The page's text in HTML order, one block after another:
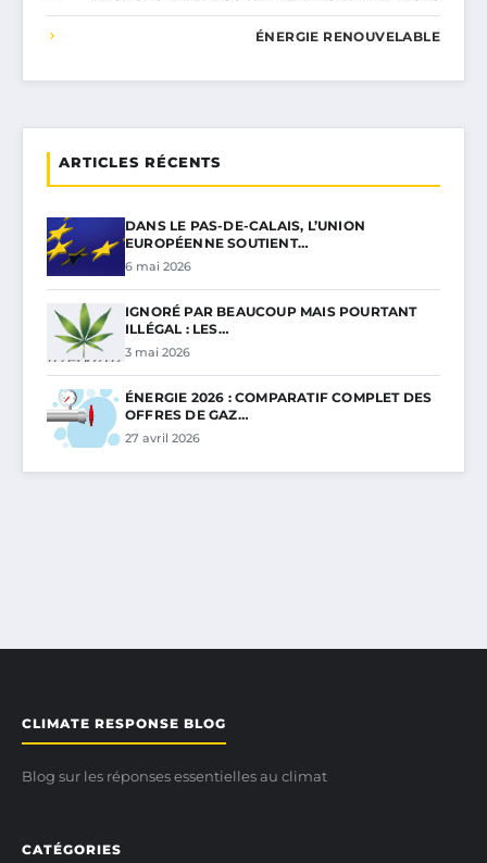
ÉNERGIE RENOUVELABLE
ARTICLES RÉCENTS
DANS LE PAS-DE-CALAIS, L’UNION
EUROPÉENNE SOUTIENT…
6 mai 2026
IGNORÉ PAR BEAUCOUP MAIS POURTANT
ILLÉGAL : LES…
3 mai 2026
ÉNERGIE 2026 : COMPARATIF COMPLET DES
OFFRES DE GAZ…
27 avril 2026
CLIMATE RESPONSE BLOG
Blog sur les réponses essentielles au climat
CATÉGORIES